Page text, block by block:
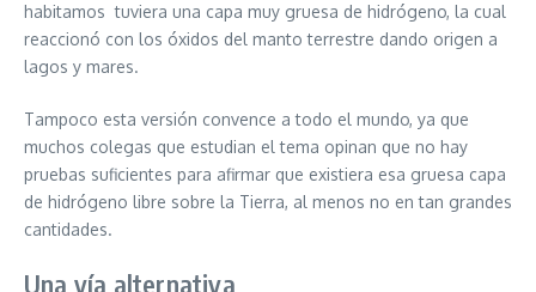
habitamos tuviera una capa muy gruesa de hidrógeno, la cual
reaccionó con los óxidos del manto terrestre dando origen a
lagos y mares.
Tampoco esta versión convence a todo el mundo, ya que
muchos colegas que estudian el tema opinan que no hay
pruebas suficientes para afirmar que existiera esa gruesa capa
de hidrógeno libre sobre la Tierra, al menos no en tan grandes
cantidades.
Una vía alternativa